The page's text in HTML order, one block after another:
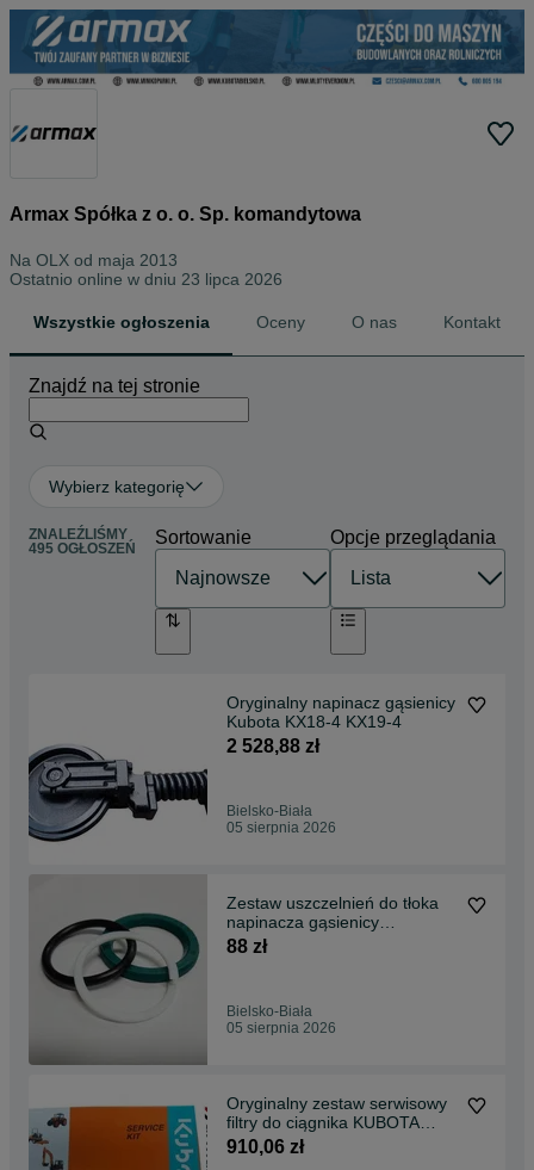
Armax Spółka z o. o. Sp. komandytowa
Na OLX od maja 2013
Ostatnio online w dniu 23 lipca 2026
Wszystkie ogłoszenia Oceny O nas Kontakt
Znajdź na tej stronie
Wybierz kategorię
ZNALEŹLIŚMY
495 OGŁOSZEŃ
Sortowanie Opcje przeglądania
Oryginalny napinacz gąsienicy
Kubota KX18-4 KX19-4
2 528,88 zł
Bielsko-Biała
05 sierpnia 2026
Zestaw uszczelnień do tłoka
napinacza gąsienicy
TAKEUCHI TB016
88 zł
Bielsko-Biała
05 sierpnia 2026
Oryginalny zestaw serwisowy
filtry do ciągnika KUBOTA
L5040
910,06 zł